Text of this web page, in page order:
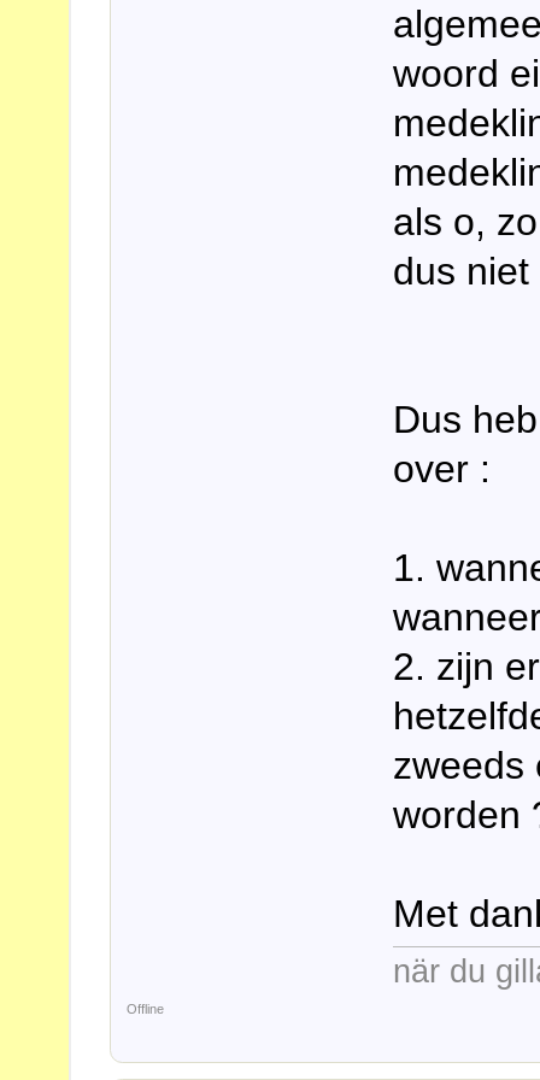
woord
als o,
dus
Dus
over :
1.
2. zijn
zweeds
worden
Met
när du
Offline